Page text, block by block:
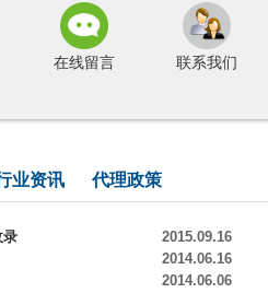
在线留言 联系我们
业资讯 代理政策
录
2015.09.16
2014.06.16
2014.06.06